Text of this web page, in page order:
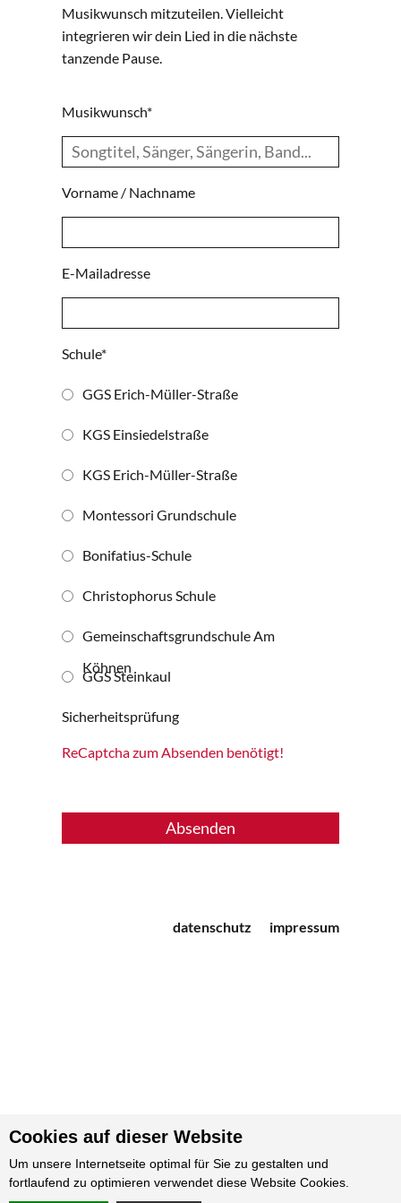
Musikwunsch mitzuteilen. Vielleicht
integrieren wir dein Lied in die nächste
tanzende Pause.
Musikwunsch*
Vorname / Nachname
E-Mailadresse
Schule*
GGS Erich-Müller-Straße
KGS Einsiedelstraße
KGS Erich-Müller-Straße
Montessori Grundschule
Bonifatius-Schule
Christophorus Schule
Gemeinschaftsgrundschule Am
Köhnen
GGS Steinkaul
Sicherheitsprüfung
ReCaptcha zum Absenden benötigt!
datenschutz impressum
Cookies auf dieser Website
Um unsere Internetseite optimal für Sie zu gestalten und
fortlaufend zu optimieren verwendet diese Website Cookies.